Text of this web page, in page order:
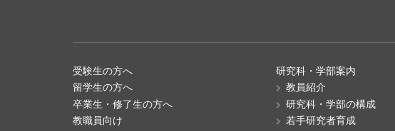
受験生の方へ
留学生の方へ
卒業生・修了生の方へ
教職員向け
研究科・学部案内
教員紹介
研究科・学部の構成
若手研究者育成